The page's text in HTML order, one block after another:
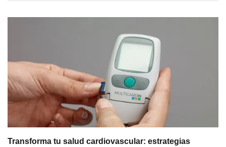
Transforma tu salud cardiovascular: estrategias